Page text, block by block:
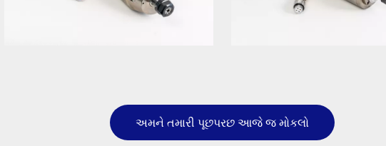
અમને તમારી પૂછપરછ આજે જ મોકલો